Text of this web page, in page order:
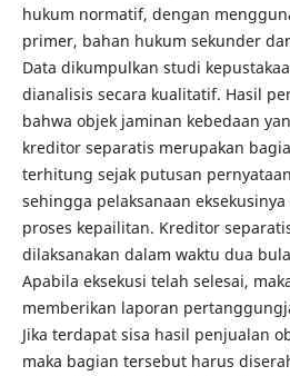
hukum normatif, dengan
primer, bahan hukum sekunder
Data dikumpulkan studi
dianalisis secara kualitatif. Hasil
bahwa objek jaminan kebedaan
kreditor separatis merupakan
terhitung sejak putusan
sehingga pelaksanaan
proses kepailitan. Kreditor
dilaksanakan dalam waktu dua
Apabila eksekusi telah selesai,
memberikan laporan
Jika terdapat sisa hasil penjualan
maka bagian tersebut harus